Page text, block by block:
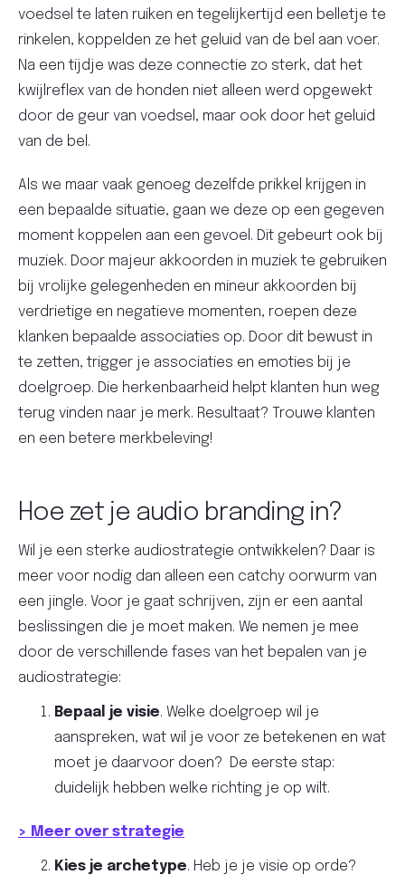
voedsel te laten ruiken en tegelijkertijd een belletje te
rinkelen, koppelden ze het geluid van de bel aan voer.
Na een tijdje was deze connectie zo sterk, dat het
kwijlreflex van de honden niet alleen werd opgewekt
door de geur van voedsel, maar ook door het geluid
van de bel.
Als we maar vaak genoeg dezelfde prikkel krijgen in
een bepaalde situatie, gaan we deze op een gegeven
moment koppelen aan een gevoel. Dit gebeurt ook bij
muziek. Door majeur akkoorden in muziek te gebruiken
bij vrolijke gelegenheden en mineur akkoorden bij
verdrietige en negatieve momenten, roepen deze
klanken bepaalde associaties op. Door dit bewust in
te zetten, trigger je associaties en emoties bij je
doelgroep. Die herkenbaarheid helpt klanten hun weg
terug vinden naar je merk. Resultaat? Trouwe klanten
en een betere merkbeleving!
Hoe zet je audio branding in?
Wil je een sterke audiostrategie ontwikkelen? Daar is
meer voor nodig dan alleen een catchy oorwurm van
een jingle. Voor je gaat schrijven, zijn er een aantal
beslissingen die je moet maken. We nemen je mee
door de verschillende fases van het bepalen van je
audiostrategie:
Bepaal je visie. Welke doelgroep wil je
aanspreken, wat wil je voor ze betekenen en wat
moet je daarvoor doen? De eerste stap:
duidelijk hebben welke richting je op wilt.
> Meer over strategie
Kies je archetype. Heb je je visie op orde?